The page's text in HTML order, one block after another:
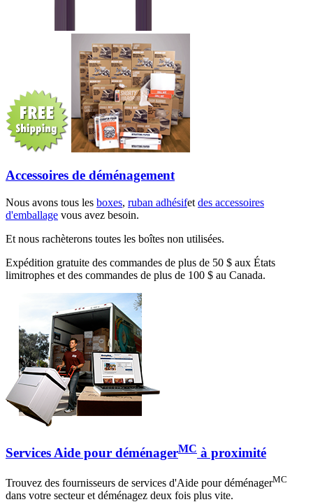
Accessoires de déménagement
Nous avons tous les boxes, ruban adhésifet des accessoires
d'emballage vous avez besoin.
Et nous rachèterons toutes les boîtes non utilisées.
Expédition gratuite des commandes de plus de 50 $ aux États
limitrophes et des commandes de plus de 100 $ au Canada.
Services Aide pour déménagerMC à proximité
Trouvez des fournisseurs de services d'Aide pour déménagerMC
dans votre secteur et déménagez deux fois plus vite.